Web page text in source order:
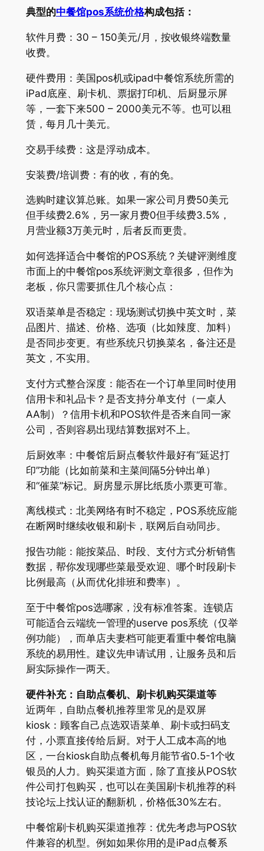
典型的中餐馆pos系统价格构成包括：
软件月费：30 – 150美元/月，按收银终端数量
收费。
硬件费用：美国pos机或ipad中餐馆系统所需的
iPad底座、刷卡机、票据打印机、后厨显示屏
等，一套下来500 – 2000美元不等。也可以租
赁，每月几十美元。
交易手续费：这是浮动成本。
安装费/培训费：有的收，有的免。
选购时建议算总账。如果一家公司月费50美元
但手续费2.6%，另一家月费0但手续费3.5%，
月营业额3万美元时，后者反而更贵。
如何选择适合中餐馆的POS系统？关键评测维度
市面上的中餐馆pos系统评测文章很多，但作为
老板，你只需要抓住几个核心点：
双语菜单是否稳定：现场测试切换中英文时，菜
品图片、描述、价格、选项（比如辣度、加料）
是否同步变更。有些系统只切换菜名，备注还是
英文，不实用。
支付方式整合深度：能否在一个订单里同时使用
信用卡和礼品卡？是否支持分单支付（一桌人
AA制）？信用卡机和POS软件是否来自同一家
公司，否则容易出现结算数据对不上。
后厨效率：中餐馆后厨点餐软件最好有“延迟打
印”功能（比如前菜和主菜间隔5分钟出单）
和“催菜”标记。厨房显示屏比纸质小票更可靠。
离线模式：北美网络有时不稳定，POS系统应能
在断网时继续收银和刷卡，联网后自动同步。
报告功能：能按菜品、时段、支付方式分析销售
数据，帮你发现哪些菜最受欢迎、哪个时段刷卡
比例最高（从而优化排班和费率）。
至于中餐馆pos选哪家，没有标准答案。连锁店
可能适合云端统一管理的userve pos系统（仅举
例功能），而单店夫妻档可能更看重中餐馆电脑
系统的易用性。建议先申请试用，让服务员和后
厨实际操作一两天。
硬件补充：自助点餐机、刷卡机购买渠道等
近两年，自助点餐机推荐里常见的是双屏
kiosk：顾客自己点选双语菜单、刷卡或扫码支
付，小票直接传给后厨。对于人工成本高的地
区，一台kiosk自助点餐机每月能节省0.5-1个收
银员的人力。购买渠道方面，除了直接从POS软
件公司打包购买，也可以在美国刷卡机推荐的科
技论坛上找认证的翻新机，价格低30%左右。
中餐馆刷卡机购买渠道推荐：优先考虑与POS软
件兼容的机型。例如如果你用的是iPad点餐系